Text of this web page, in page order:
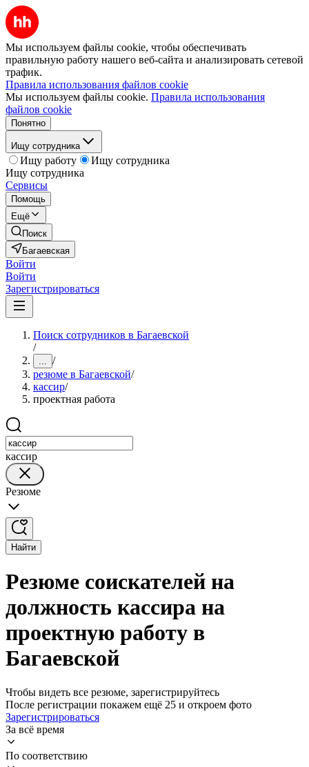
Мы используем файлы cookie, чтобы обеспечивать
правильную работу нашего веб-сайта и анализировать сетевой
трафик.
Правила использования файлов cookie
Мы используем файлы cookie. Правила использования
файлов cookie
Понятно
Ищу сотрудника
Ищу работу
Ищу сотрудника
Ищу сотрудника
Сервисы
Помощь
Ещё
Поиск
Багаевская
Войти
Войти
Зарегистрироваться
Поиск сотрудников в Багаевской
/
... /
резюме в Багаевской/
кассир/
проектная работа
кассир
Резюме
Найти
Резюме соискателей на
должность кассира на
проектную работу в
Багаевской
Чтобы видеть все резюме, зарегистрируйтесь
После регистрации покажем ещё 25 и откроем фото
Зарегистрироваться
За всё время
По соответствию